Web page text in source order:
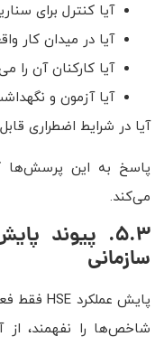
آیا کنترل برای
آیا در میدان کار
آیا کارکنان آن را
آیا آزمون و
آیا در شرایط اضطراری
می‌کند.
5.3. پیوند پایش
سازمانی
شاخص‌ها را نفهمند، از